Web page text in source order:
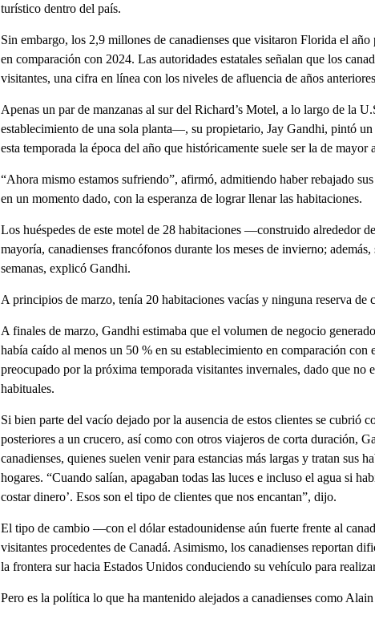
turístico dentro del país.
Sin embargo, los 2,9 millones de canadienses que visitaron Florida el
en comparación con 2024. Las autoridades estatales señalan que los
visitantes, una cifra en línea con los niveles de afluencia de años
Apenas un par de manzanas al sur del Richard’s Motel, a lo largo de la
establecimiento de una sola planta—, su propietario, Jay Gandhi, pintó
esta temporada la época del año que históricamente suele ser la de mayor
“Ahora mismo estamos sufriendo”, afirmó, admitiendo haber rebajado
en un momento dado, con la esperanza de lograr llenar las habitaciones.
Los huéspedes de este motel de 28 habitaciones —construido alrededor
mayoría, canadienses francófonos durante los meses de invierno;
semanas, explicó Gandhi.
A principios de marzo, tenía 20 habitaciones vacías y ninguna reserva de
A finales de marzo, Gandhi estimaba que el volumen de negocio
había caído al menos un 50 % en su establecimiento en comparación con
preocupado por la próxima temporada visitantes invernales, dado que no
habituales.
Si bien parte del vacío dejado por la ausencia de estos clientes se cubrió
posteriores a un crucero, así como con otros viajeros de corta duración,
canadienses, quienes suelen venir para estancias más largas y tratan sus
hogares. “Cuando salían, apagaban todas las luces e incluso el agua si
costar dinero’. Esos son el tipo de clientes que nos encantan”, dijo.
El tipo de cambio —con el dólar estadounidense aún fuerte frente al
visitantes procedentes de Canadá. Asimismo, los canadienses reportan
la frontera sur hacia Estados Unidos conduciendo su vehículo para
Pero es la política lo que ha mantenido alejados a canadienses como